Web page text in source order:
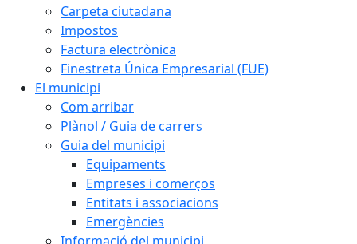
Carpeta ciutadana
Impostos
Factura electrònica
Finestreta Única Empresarial (FUE)
El municipi
Com arribar
Plànol / Guia de carrers
Guia del municipi
Equipaments
Empreses i comerços
Entitats i associacions
Emergències